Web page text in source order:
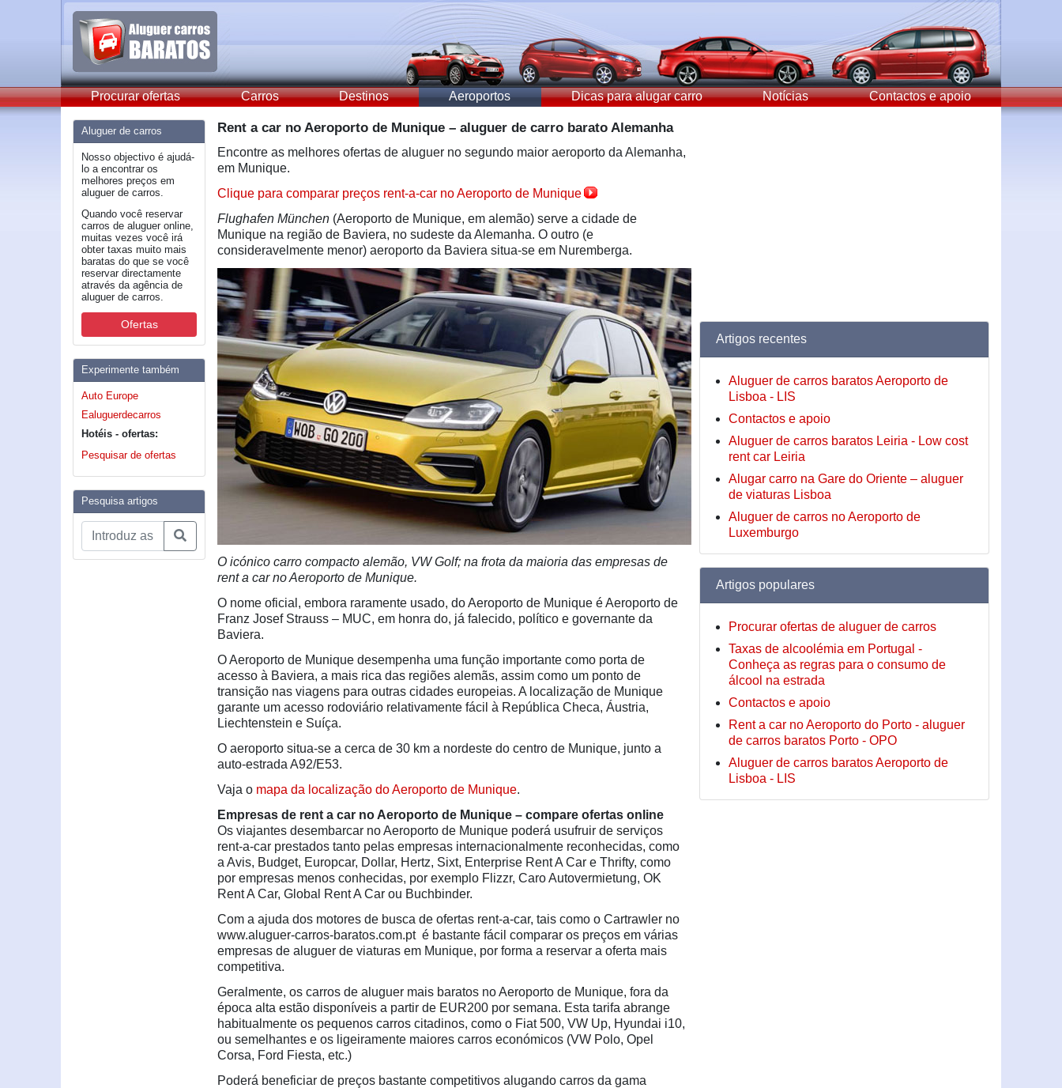
Procurar ofertas Carros Destinos Aeroportos Dicas para alugar carro Notícias Contactos e apoio
Aluguer de carros
Nosso objectivo é ajudá-
lo a encontrar os
melhores preços em
aluguer de carros.
Quando você reservar
carros de aluguer online,
muitas vezes você irá
obter taxas muito mais
baratas do que se você
reservar directamente
através da agência de
aluguer de carros.
Ofertas
Experimente também
Auto Europe
Ealuguerdecarros
Hotéis - ofertas:
Pesquisar de ofertas
Pesquisa artigos
Rent a car no Aeroporto de Munique – aluguer de carro barato Alemanha
Encontre as melhores ofertas de aluguer no segundo maior aeroporto da Alemanha,
em Munique.
Clique para comparar preços rent-a-car no Aeroporto de Munique
Flughafen München (Aeroporto de Munique, em alemão) serve a cidade de
Munique na região de Baviera, no sudeste da Alemanha. O outro (e
consideravelmente menor) aeroporto da Baviera situa-se em Nuremberga.
O icónico carro compacto alemão, VW Golf; na frota da maioria das empresas de
rent a car no Aeroporto de Munique.
O nome oficial, embora raramente usado, do Aeroporto de Munique é Aeroporto de
Franz Josef Strauss – MUC, em honra do, já falecido, político e governante da
Baviera.
O Aeroporto de Munique desempenha uma função importante como porta de
acesso à Baviera, a mais rica das regiões alemãs, assim como um ponto de
transição nas viagens para outras cidades europeias. A localização de Munique
garante um acesso rodoviário relativamente fácil à República Checa, Áustria,
Liechtenstein e Suíça.
O aeroporto situa-se a cerca de 30 km a nordeste do centro de Munique, junto a
auto-estrada A92/E53.
Vaja o mapa da localização do Aeroporto de Munique.
Empresas de rent a car no Aeroporto de Munique – compare ofertas online
Os viajantes desembarcar no Aeroporto de Munique poderá usufruir de serviços
rent-a-car prestados tanto pelas empresas internacionalmente reconhecidas, como
a Avis, Budget, Europcar, Dollar, Hertz, Sixt, Enterprise Rent A Car e Thrifty, como
por empresas menos conhecidas, por exemplo Flizzr, Caro Autovermietung, OK
Rent A Car, Global Rent A Car ou Buchbinder.
Com a ajuda dos motores de busca de ofertas rent-a-car, tais como o Cartrawler no
www.aluguer-carros-baratos.com.pt é bastante fácil comparar os preços em várias
empresas de aluguer de viaturas em Munique, por forma a reservar a oferta mais
competitiva.
Geralmente, os carros de aluguer mais baratos no Aeroporto de Munique, fora da
época alta estão disponíveis a partir de EUR200 por semana. Esta tarifa abrange
habitualmente os pequenos carros citadinos, como o Fiat 500, VW Up, Hyundai i10,
ou semelhantes e os ligeiramente maiores carros económicos (VW Polo, Opel
Corsa, Ford Fiesta, etc.)
Poderá beneficiar de preços bastante competitivos alugando carros da gama
Artigos recentes
Aluguer de carros baratos Aeroporto de
Lisboa - LIS
Contactos e apoio
Aluguer de carros baratos Leiria - Low cost
rent car Leiria
Alugar carro na Gare do Oriente – aluguer
de viaturas Lisboa
Aluguer de carros no Aeroporto de
Luxemburgo
Artigos populares
Procurar ofertas de aluguer de carros
Taxas de alcoolémia em Portugal -
Conheça as regras para o consumo de
álcool na estrada
Contactos e apoio
Rent a car no Aeroporto do Porto - aluguer
de carros baratos Porto - OPO
Aluguer de carros baratos Aeroporto de
Lisboa - LIS